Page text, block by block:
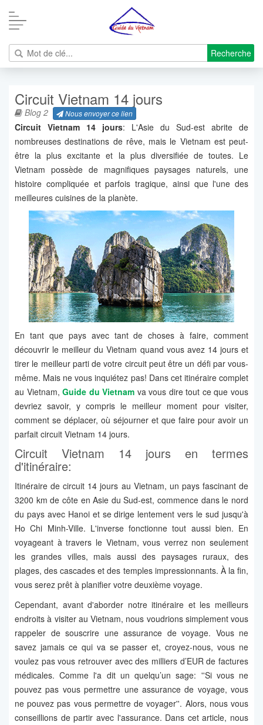
Recherche
Circuit Vietnam 14 jours
Blog 2 Nous envoyer ce lien
Circuit Vietnam 14 jours: L'Asie du Sud-est abrite de
nombreuses destinations de rêve, mais le Vietnam est peut-
être la plus excitante et la plus diversifiée de toutes. Le
Vietnam possède de magnifiques paysages naturels, une
histoire compliquée et parfois tragique, ainsi que l'une des
meilleures cuisines de la planète.
En tant que pays avec tant de choses à faire, comment
découvrir le meilleur du Vietnam quand vous avez 14 jours et
tirer le meilleur parti de votre circuit peut être un défi par vous-
même. Mais ne vous inquiétez pas! Dans cet itinéraire complet
au Vietnam,Guide du Vietnam va vous dire tout ce que vous
devriez savoir, y compris le meilleur moment pour visiter,
comment se déplacer, où séjourner et que faire pour avoir un
parfait circuit Vietnam 14 jours.
Circuit Vietnam 14 jours en termes
d'itinéraire:
Itinéraire de circuit 14 jours au Vietnam, un pays fascinant de
3200 km de côte en Asie du Sud-est, commence dans le nord
du pays avec Hanoi et se dirige lentement vers le sud jusqu'à
Ho Chi Minh-Ville. L'inverse fonctionne tout aussi bien. En
voyageant à travers le Vietnam, vous verrez non seulement
les grandes villes, mais aussi des paysages ruraux, des
plages, des cascades et des temples impressionnants. À la fin,
vous serez prêt à planifier votre deuxième voyage.
Cependant, avant d'aborder notre itinéraire et les meilleurs
endroits à visiter au Vietnam, nous voudrions simplement vous
rappeler de souscrire une assurance de voyage. Vous ne
savez jamais ce qui va se passer et, croyez-nous, vous ne
voulez pas vous retrouver avec des milliers d’EUR de factures
médicales. Comme l'a dit un quelqu’un sage: ''Si vous ne
pouvez pas vous permettre une assurance de voyage, vous
ne pouvez pas vous permettre de voyager''. Alors, nous vous
conseillions de partir avec l'assurance. Dans cet article, nous